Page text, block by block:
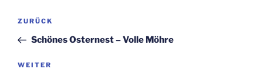
Beitragsnavigation
Vorheriger
Beitrag
ZURÜCK
Schönes Osternest – Volle Möhre
Nächster
WEITER